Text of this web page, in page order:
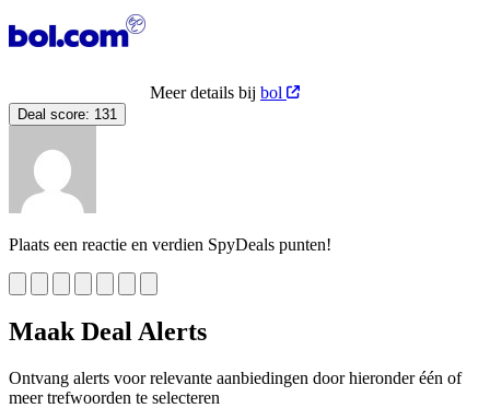
Meer details bij bol
Deal score: 131
Plaats een reactie en verdien SpyDeals punten!
Maak Deal Alerts
Ontvang alerts voor relevante aanbiedingen door hieronder één of
meer trefwoorden te selecteren